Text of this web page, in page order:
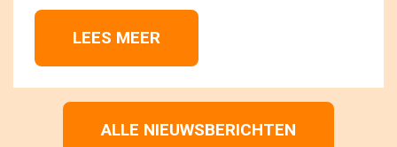
LEES MEER
ALLE NIEUWSBERICHTEN